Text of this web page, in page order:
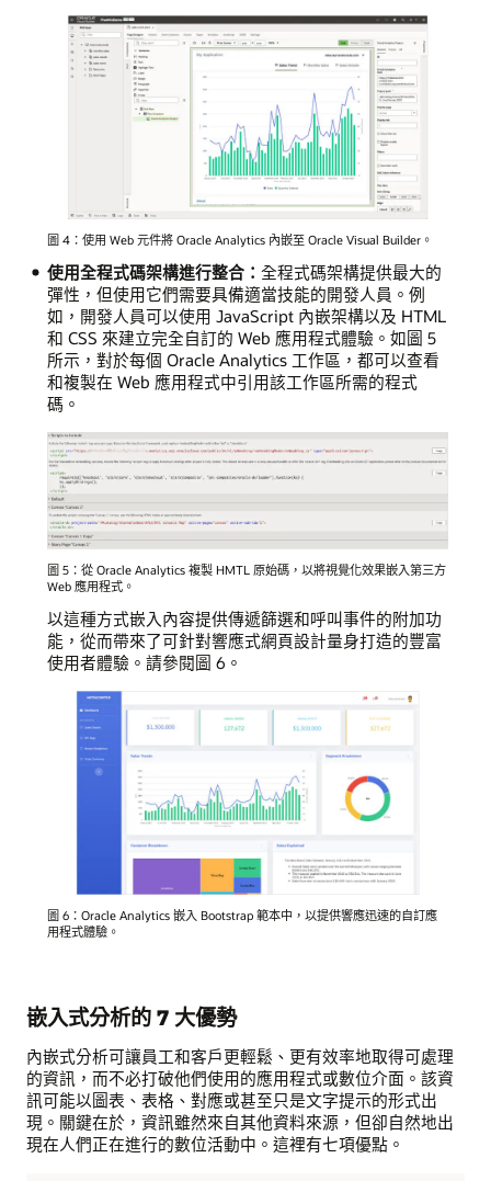
圖 4：使用 Web 元件將 Oracle Analytics 內嵌至 Oracle Visual Builder。
使用全程式碼架構進行整合： 全程式碼架構提供最大的
彈性，但使用它們需要具備適當技能的開發人員。例
如，開發人員可以使用 JavaScript 內嵌架構以及 HTML
和 CSS 來建立完全自訂的 Web 應用程式體驗。如圖 5
所示，對於每個 Oracle Analytics 工作區，都可以查看
和複製在 Web 應用程式中引用該工作區所需的程式
碼。
圖 5：從 Oracle Analytics 複製 HMTL 原始碼，以將視覺化效果嵌入第三方
Web 應用程式。
以這種方式嵌入內容提供傳遞篩選和呼叫事件的附加功
能，從而帶來了可針對響應式網頁設計量身打造的豐富
使用者體驗。請參閱圖 6。
圖 6：Oracle Analytics 嵌入 Bootstrap 範本中，以提供響應迅速的自訂應
用程式體驗。
嵌入式分析的 7 大優勢
內嵌式分析可讓員工和客戶更輕鬆、更有效率地取得可處理
的資訊，而不必打破他們使用的應用程式或數位介面。該資
訊可能以圖表、表格、對應或甚至只是文字提示的形式出
現。關鍵在於，資訊雖然來自其他資料來源，但卻自然地出
現在人們正在進行的數位活動中。這裡有七項優點。